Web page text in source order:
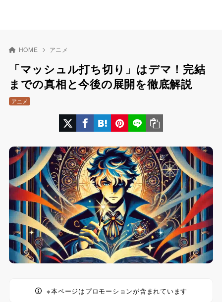
HOME アニメ
「マッシュル打ち切り」はデマ！完結
までの真相と今後の展開を徹底解説
アニメ
※本ページはプロモーションが含まれています